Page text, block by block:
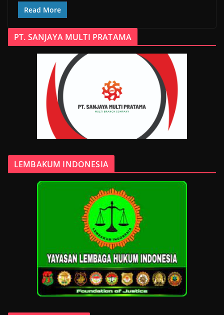
Read More
PT. SANJAYA MULTI PRATAMA
LEMBAKUM INDONESIA